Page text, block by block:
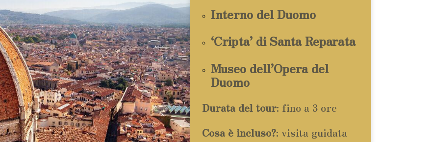
Interno del Duomo
‘Cripta’ di Santa Reparata
Museo dell’Opera del
Duomo
Durata del tour: fino a 3 ore
Cosa è incluso?: visita guidata